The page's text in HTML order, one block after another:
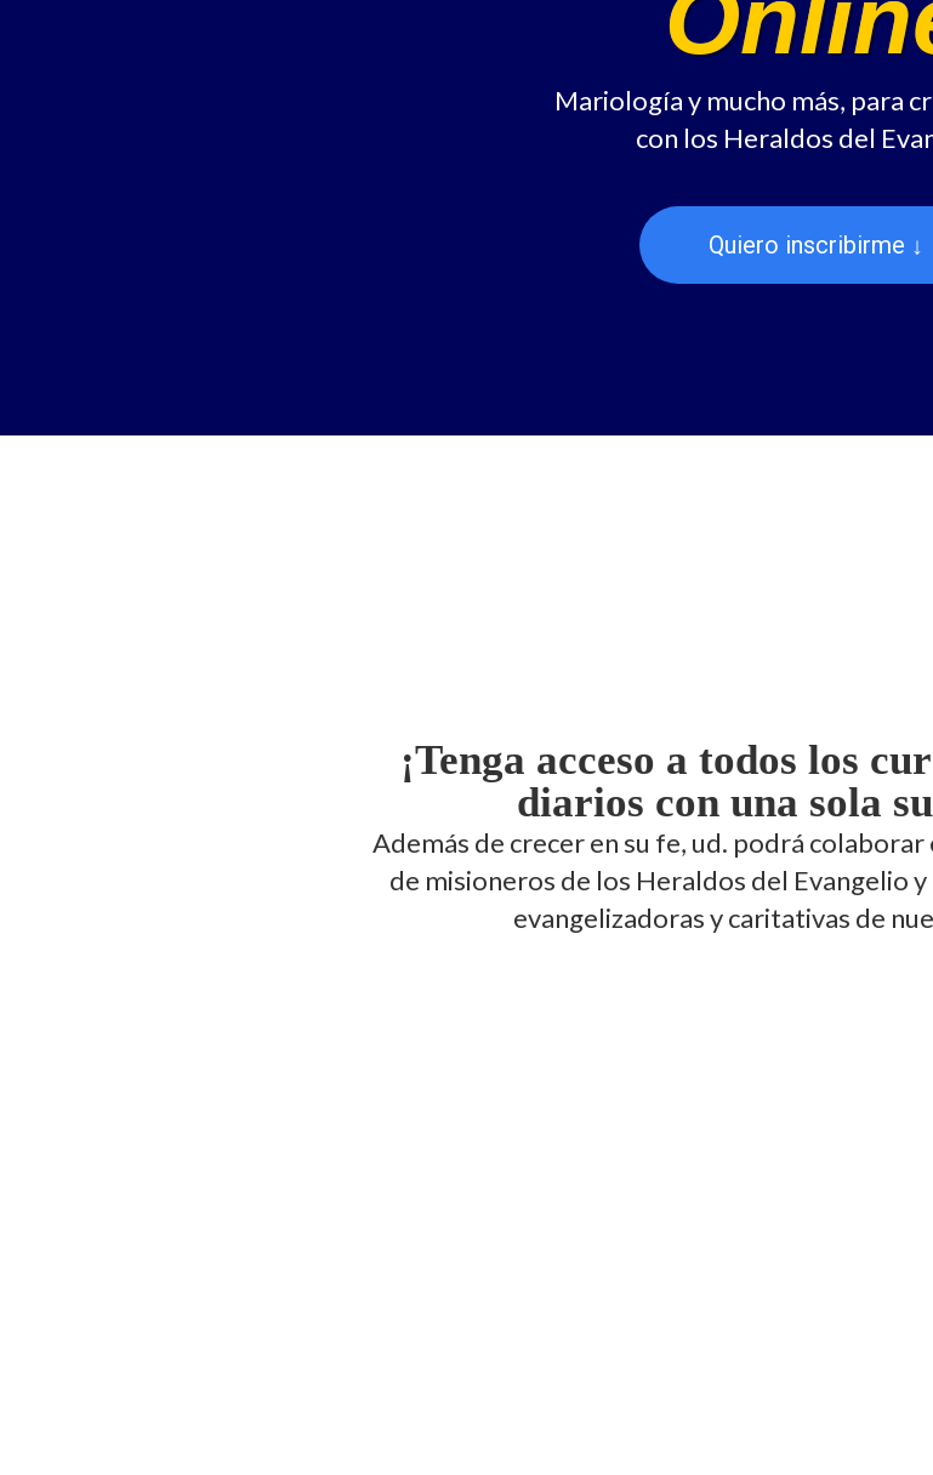
Mariología y mucho más, para
con los Heraldos del
Quiero inscribirme ↓
¡Tenga acceso a todos los
diarios con una sola
Además de crecer en su fe, ud. podrá
de misioneros de los Heraldos del Evangelio
evangelizadoras y caritativas de